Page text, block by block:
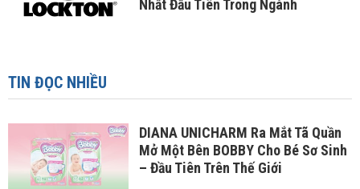
Nhất Đầu Tiên Trong Ngành
TIN ĐỌC NHIỀU
DIANA UNICHARM Ra Mắt Tã Quần
Mở Một Bên BOBBY Cho Bé Sơ Sinh
– Đầu Tiên Trên Thế Giới